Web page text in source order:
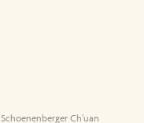
Schoenenberger Ch’uan